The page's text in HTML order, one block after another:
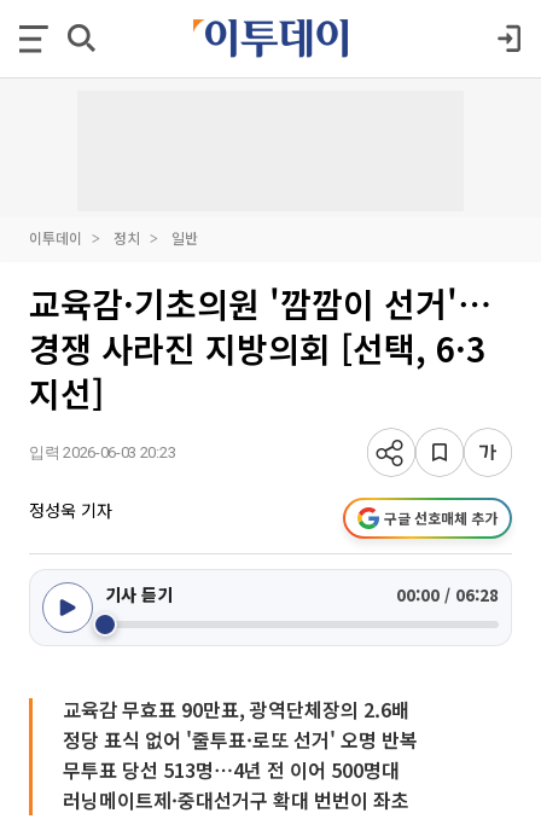
이투데이 정치 일반
교육감·기초의원 '깜깜이 선거'⋯
경쟁 사라진 지방의회 [선택, 6·3
지선]
입력 2026-06-03 20:23
정성욱 기자 구글 선호매체 추가
기사 듣기 00:00 / 06:28
교육감 무효표 90만표, 광역단체장의 2.6배
정당 표식 없어 '줄투표·로또 선거' 오명 반복
무투표 당선 513명⋯4년 전 이어 500명대
러닝메이트제·중대선거구 확대 번번이 좌초